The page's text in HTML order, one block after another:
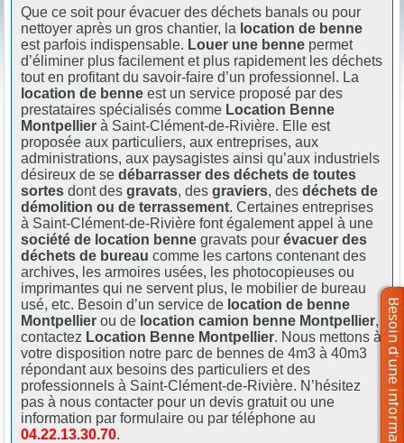
Que ce soit pour évacuer des déchets banals ou pour
nettoyer après un gros chantier, la location de benne
est parfois indispensable. Louer une benne permet
d’éliminer plus facilement et plus rapidement les déchets
tout en profitant du savoir-faire d’un professionnel. La
location de benne est un service proposé par des
prestataires spécialisés comme Location Benne
Montpellier à Saint-Clément-de-Rivière. Elle est
proposée aux particuliers, aux entreprises, aux
administrations, aux paysagistes ainsi qu’aux industriels
désireux de sedébarrasser des déchets de toutes
sortes dont desgravats, desgraviers, desdéchets de
démolition ou de terrassement. Certaines entreprises
à Saint-Clément-de-Rivière font également appel à une
société de location benne gravats pourévacuer des
déchets de bureau comme les cartons contenant des
archives, les armoires usées, les photocopieuses ou
imprimantes qui ne servent plus, le mobilier de bureau
usé, etc. Besoin d’un service de location de benne
Montpellier ou de location camion benne Montpellier,
contactez Location Benne Montpellier. Nous mettons à
votre disposition notre parc de bennes de 4m3 à 40m3
répondant aux besoins des particuliers et des
professionnels à Saint-Clément-de-Rivière. N’hésitez
pas à nous contacter pour un devis gratuit ou une
information par formulaire ou par téléphone au
04.22.13.30.70.